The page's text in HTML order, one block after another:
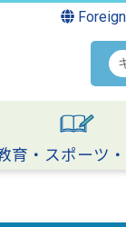
検
索
キ
ワ
ー
育・スポーツ